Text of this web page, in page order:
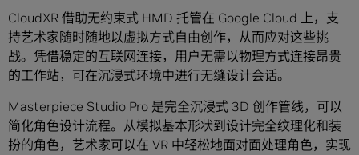
CloudXR 借助无约束式 HMD 托管在 Google Cloud 上，支
持艺术家随时随地以虚拟方式自由创作，从而应对这些挑
战。凭借稳定的互联网连接，用户无需以物理方式连接昂贵
的工作站，可在沉浸式环境中进行无缝设计会话。
Masterpiece Studio Pro 是完全沉浸式 3D 创作管线，可以
简化角色设计流程。从模拟基本形状到设计完全纹理化和装
扮的角色，艺术家可以在 VR 中轻松地面对面处理角色，实现